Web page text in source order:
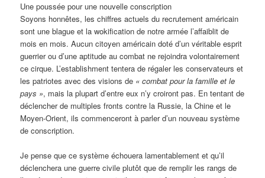
Une poussée pour une nouvelle conscription
Soyons honnêtes, les chiffres actuels du recrutement américain
sont une blague et la wokification de notre armée l’affaiblit de
mois en mois. Aucun citoyen américain doté d’un véritable esprit
guerrier ou d’une aptitude au combat ne rejoindra volontairement
ce cirque. L’establishment tentera de régaler les conservateurs et
les patriotes avec des visions de « combat pour la famille et le
pays », mais la plupart d’entre eux n’y croiront pas. En tentant de
déclencher de multiples fronts contre la Russie, la Chine et le
Moyen-Orient, ils commenceront à parler d’un nouveau système
de conscription.
Je pense que ce système échouera lamentablement et qu’il
déclenchera une guerre civile plutôt que de remplir les rangs de